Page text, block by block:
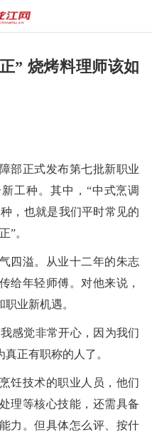
” 烧烤料理师该如
正式发布第七批新职业
工种。其中，“中式烹调
，也就是我们平时常见的
”。
溢。从业十二年的朱志
给年轻师傅。对他来说，
业新机遇。
觉非常开心，因为我们
正有职称的人了。
技术的职业人员，他们
理等核心技能，还需具备
力。但具体怎么评、按什